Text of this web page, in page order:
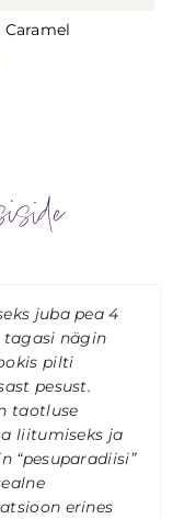
juba pea 4
nägin
pilti
pesust.
taotluse
liitumiseks ja
“pesuparadiisi”
erines